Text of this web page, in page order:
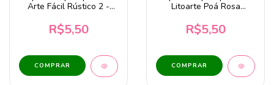
Arte Fácil Rústico 2 -
R$5,50
Litoarte Poá Rosa
R$5,50